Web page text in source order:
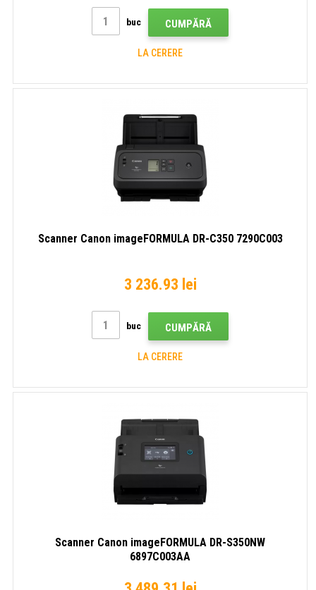
buc CUMPĂRĂ
LA CERERE
Scanner Canon imageFORMULA DR-C350 7290C003
3 236.93 lei
buc CUMPĂRĂ
LA CERERE
Scanner Canon imageFORMULA DR-S350NW
6897C003AA